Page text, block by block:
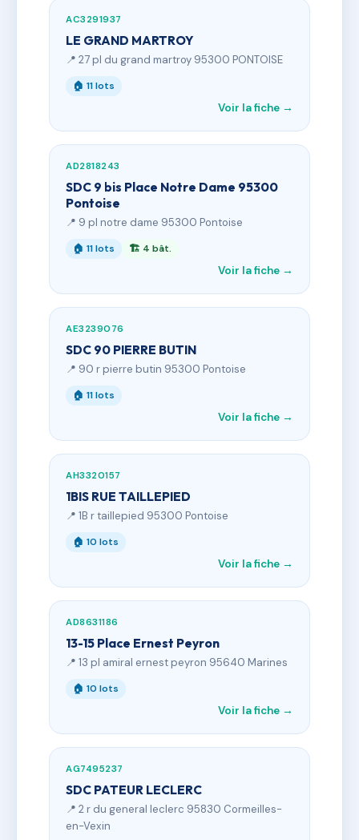
AC3291937
LE GRAND MARTROY
📍 27 pl du grand martroy 95300 PONTOISE
🏠 11 lots
Voir la fiche →
AD2818243
SDC 9 bis Place Notre Dame 95300
Pontoise
📍 9 pl notre dame 95300 Pontoise
🏠 11 lots 🏗 4 bât.
Voir la fiche →
AE3239076
SDC 90 PIERRE BUTIN
📍 90 r pierre butin 95300 Pontoise
🏠 11 lots
Voir la fiche →
AH3320157
1BIS RUE TAILLEPIED
📍 1B r taillepied 95300 Pontoise
🏠 10 lots
Voir la fiche →
AD8631186
13-15 Place Ernest Peyron
📍 13 pl amiral ernest peyron 95640 Marines
🏠 10 lots
Voir la fiche →
AG7495237
SDC PATEUR LECLERC
📍 2 r du general leclerc 95830 Cormeilles-
en-Vexin